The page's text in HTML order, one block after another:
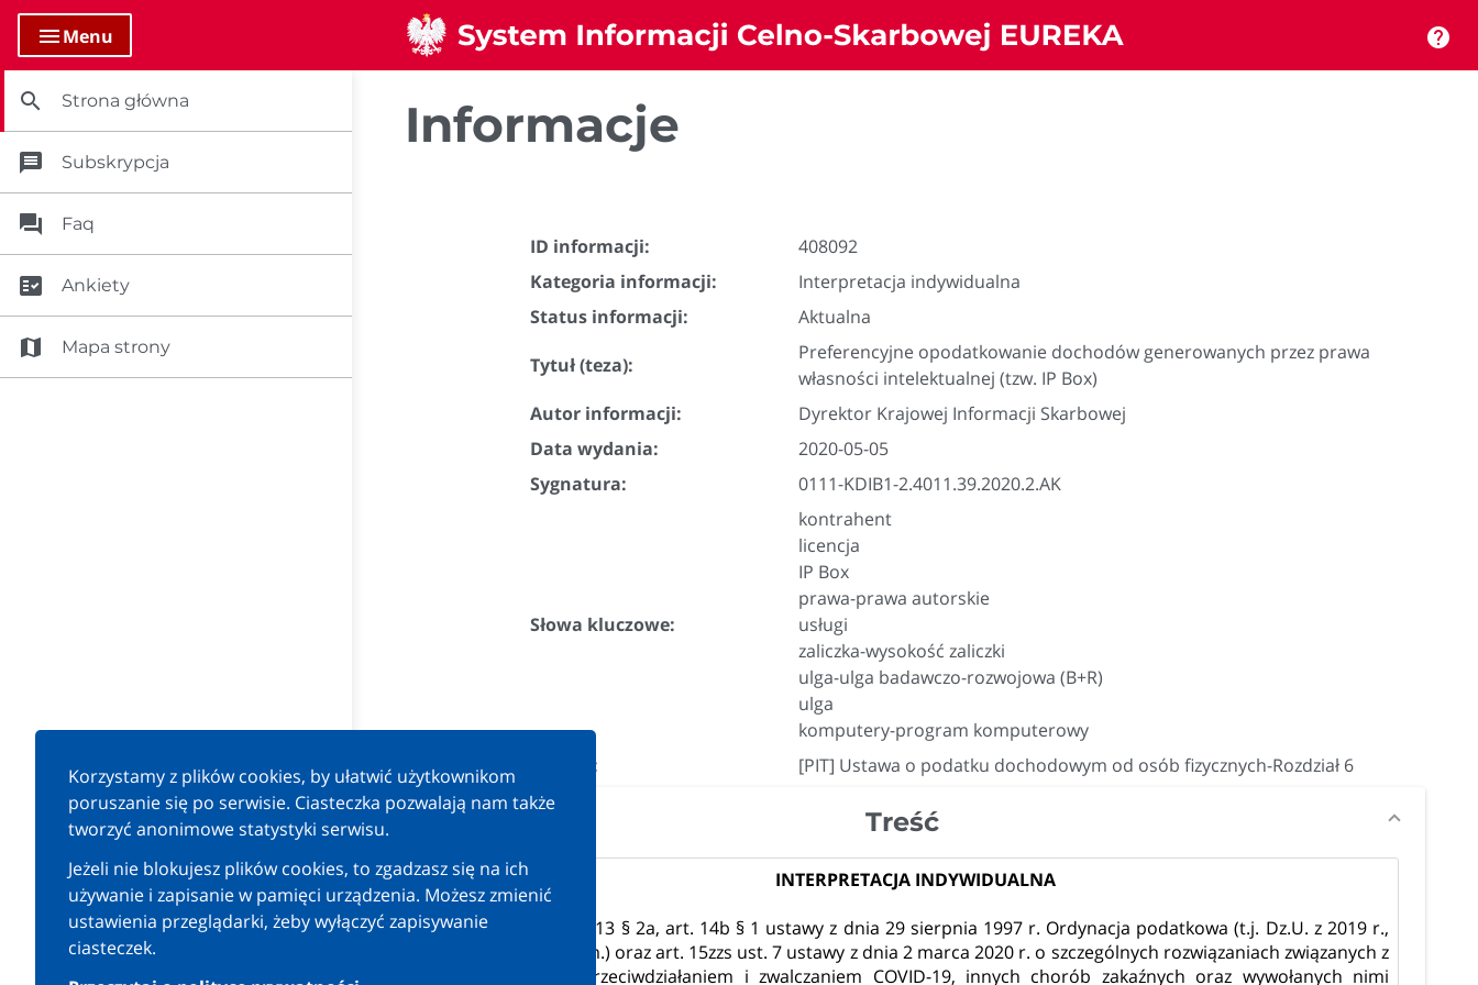
menuMenu help
search Strona główna
message Subskrypcja
question_answer Faq
fact_check Ankiety
map Mapa strony
Informacje
ID informacji:
408092
Kategoria informacji:
Interpretacja indywidualna
Status informacji:
Aktualna
Tytuł (teza):
Preferencyjne opodatkowanie dochodów generowanych przez prawa
własności intelektualnej (tzw. IP Box)
Autor informacji:
Dyrektor Krajowej Informacji Skarbowej
Data wydania:
2020-05-05
Sygnatura:
0111-KDIB1-2.4011.39.2020.2.AK
Słowa kluczowe:
kontrahent
licencja
IP Box
prawa-prawa autorskie
usługi
zaliczka-wysokość zaliczki
ulga-ulga badawczo-rozwojowa (B+R)
ulga
komputery-program komputerowy
Przepis:
[PIT] Ustawa o podatku dochodowym od osób fizycznych-Rozdział 6
Treść
INTERPRETACJA INDYWIDUALNA
Na podstawie art. 13 § 2a, art. 14b § 1 ustawy z dnia 29 sierpnia 1997 r. Ordynacja podatkowa (t.j. Dz.U. z 2019 r.,
poz. 900 z późn. zm.) oraz art. 15zzs ust. 7 ustawy z dnia 2 marca 2020 r. o szczególnych rozwiązaniach związanych z
zapobieganiem, przeciwdziałaniem i zwalczaniem COVID-19, innych chorób zakaźnych oraz wywołanych nimi
Korzystamy z plików cookies, by ułatwić użytkownikom
poruszanie się po serwisie. Ciasteczka pozwalają nam także
tworzyć anonimowe statystyki serwisu.
Jeżeli nie blokujesz plików cookies, to zgadzasz się na ich
używanie i zapisanie w pamięci urządzenia. Możesz zmienić
ustawienia przeglądarki, żeby wyłączyć zapisywanie
ciasteczek.